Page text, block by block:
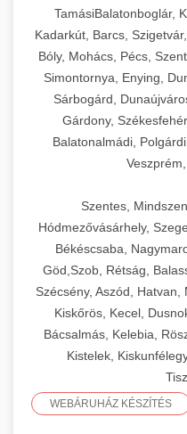
TamásiBalatonboglár,
Kadarkút, Barcs,
Bóly, Mohács, Pécs,
Simontornya, Enying,
Sárbogárd,
Gárdony,
Balatonalmádi,
Szentes,
Hódmezővásárhely,
Békéscsaba,
Göd,Szob, Rétság,
Szécsény, Aszód, Hatvan,
Kiskőrös, Kecel,
Bácsalmás, Kelebia,
Kistelek,
WEBÁRUHÁZ KÉSZÍTÉS